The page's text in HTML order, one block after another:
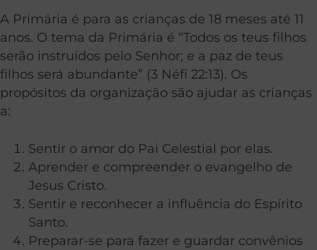
A Primária é para as crianças de 18 meses até 11
anos. O tema da Primária é “Todos os teus filhos
serão instruídos pelo Senhor; e a paz de teus
filhos será abundante” (3 Néfi 22:13). Os
propósitos da organização são ajudar as crianças
a:
Sentir o amor do Pai Celestial por elas.
Aprender e compreender o evangelho de
Jesus Cristo.
Sentir e reconhecer a influência do Espírito
Santo.
Preparar-se para fazer e guardar convênios